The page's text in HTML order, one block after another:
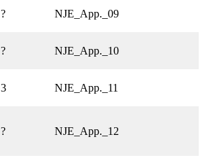
? NJE_App._09
? NJE_App._10
3 NJE_App._11
? NJE_App._12